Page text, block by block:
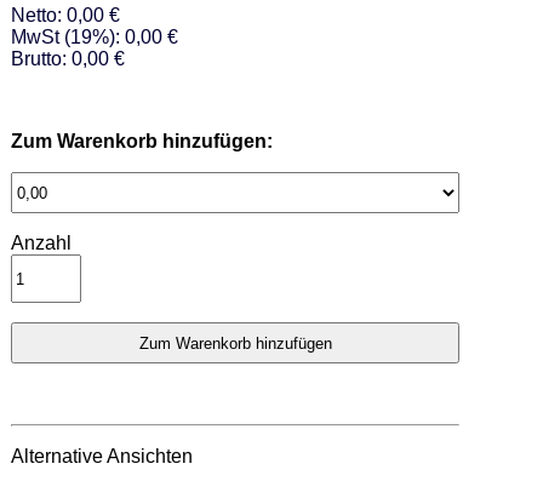
Netto: 0,00 €
MwSt (19%): 0,00 €
Brutto: 0,00 €
Zum Warenkorb hinzufügen:
Anzahl
Alternative Ansichten